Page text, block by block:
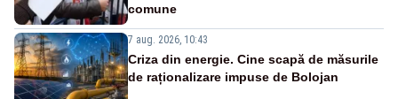
comune
7 aug. 2026, 10:43
Criza din energie. Cine scapă de măsurile
de raționalizare impuse de Bolojan